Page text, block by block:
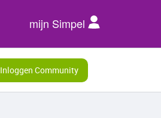
mijn Simpel
Inloggen Community